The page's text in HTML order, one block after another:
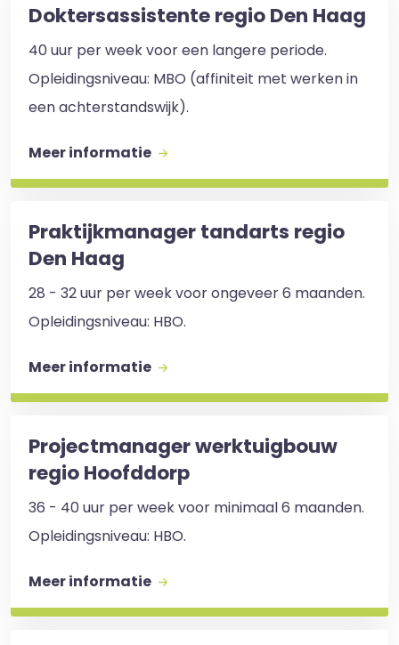
Doktersassistente regio Den Haag
40 uur per week voor een langere periode.
Opleidingsniveau: MBO (affiniteit met werken in
een achterstandswijk).
Meer informatie
Praktijkmanager tandarts regio
Den Haag
28 - 32 uur per week voor ongeveer 6 maanden.
Opleidingsniveau: HBO.
Meer informatie
Projectmanager werktuigbouw
regio Hoofddorp
36 - 40 uur per week voor minimaal 6 maanden.
Opleidingsniveau: HBO.
Meer informatie